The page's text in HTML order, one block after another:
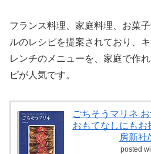
フランス料理、家庭料理、お菓
ルのレシピを提案されており、
レンチのメニューを、家庭で作
ピが人気です。
ごちそうマリネ
おもてなしにもお
房新社
posted